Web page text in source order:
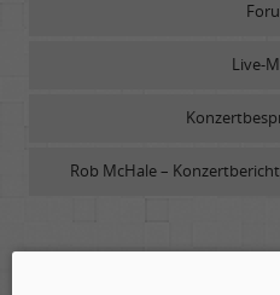
Live-
Rob McHale –